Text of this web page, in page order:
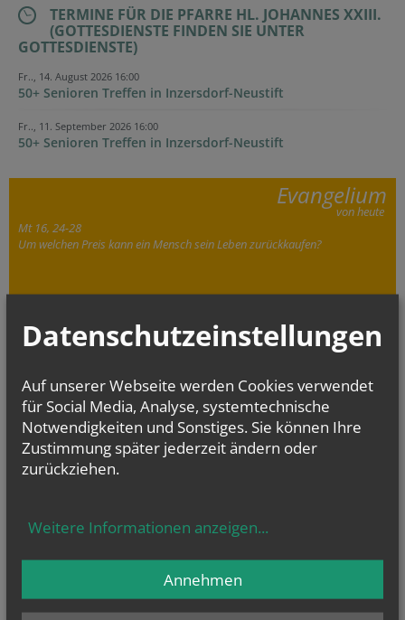
TERMINE FÜR DIE PFARRE HL. JOHANNES XXIII.
(GOTTESDIENSTE FINDEN SIE UNTER
GOTTESDIENSTE)
Fr.., 14. August 2026 16:00
50+ Senioren Treffen in Inzersdorf-Neustift
Fr.., 11. September 2026 16:00
50+ Senioren Treffen in Inzersdorf-Neustift
Evangelium
von heute
Mt 16, 24-28
Um welchen Preis kann ein Mensch sein Leben zurückkaufen?
KANZLEISTUNDEN
Gemeinde Wohnpark Alterlaa:
Dienstag 14:00 – 18:00
Telefon Kanzlei
Wohnpark Alterlaa:
katholischekirche.at
KANZLEISTUNDEN:
Datenschutzeinstellungen
Auf unserer Webseite werden Cookies verwendet
für Social Media, Analyse, systemtechnische
Notwendigkeiten und Sonstiges. Sie können Ihre
Zustimmung später jederzeit ändern oder
zurückziehen.
Weitere Informationen anzeigen...
Annehmen